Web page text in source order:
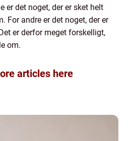
er det noget, der er sket helt
For andre er det noget, der er
er derfor meget forskelligt,
om.
articles here